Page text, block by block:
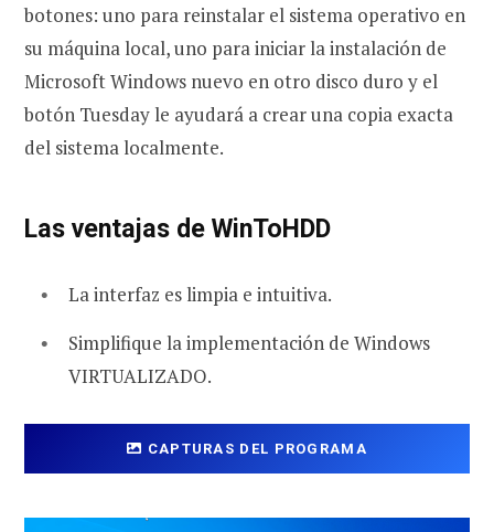
botones: uno para reinstalar el sistema operativo en
su máquina local, uno para iniciar la instalación de
Microsoft Windows nuevo en otro disco duro y el
botón Tuesday le ayudará a crear una copia exacta
del sistema localmente.
Las ventajas de WinToHDD
La interfaz es limpia e intuitiva.
Simplifique la implementación de Windows
VIRTUALIZADO.
CAPTURAS DEL PROGRAMA